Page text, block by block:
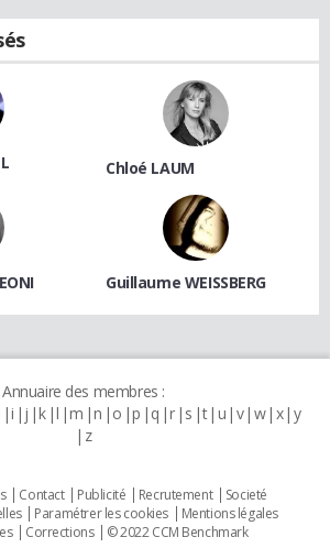
Chloé LAUM
Guillaume WEISSBERG
Annuaire des membres :
i j k l m n o p q r s t u v w x y
z
Contact Publicité Recrutement
Societé
Paramétrer les cookies
Mentions légales
Corrections © 2022 CCM Benchmark